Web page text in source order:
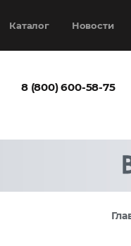
Каталог Новости
8 (800) 600-58-75